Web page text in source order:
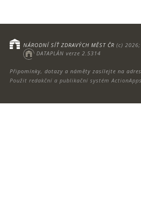
Připomínky, dotazy a náměty zasílejte na
Použit redakční a publikační systém ActionApps
NÁRODNÍ SÍŤ ZDRAVÝCH MĚST ČR (c) 2026;
DATAPLÁN verze 2.5314